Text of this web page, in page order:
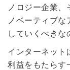
ノロジー企業
ノベーティブ
していくべきな
インターネット
利益をもたらす